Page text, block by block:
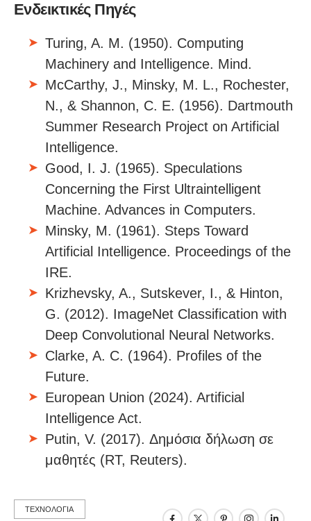
Ενδεικτικές Πηγές
Turing, A. M. (1950). Computing
Machinery and Intelligence. Mind.
McCarthy, J., Minsky, M. L., Rochester,
N., & Shannon, C. E. (1956). Dartmouth
Summer Research Project on Artificial
Intelligence.
Good, I. J. (1965). Speculations
Concerning the First Ultraintelligent
Machine. Advances in Computers.
Minsky, M. (1961). Steps Toward
Artificial Intelligence. Proceedings of the
IRE.
Krizhevsky, A., Sutskever, I., & Hinton,
G. (2012). ImageNet Classification with
Deep Convolutional Neural Networks.
Clarke, A. C. (1964). Profiles of the
Future.
European Union (2024). Artificial
Intelligence Act.
Putin, V. (2017). Δημόσια δήλωση σε
μαθητές (RT, Reuters).
ΤΕΧΝΟΛΟΓΙΑ